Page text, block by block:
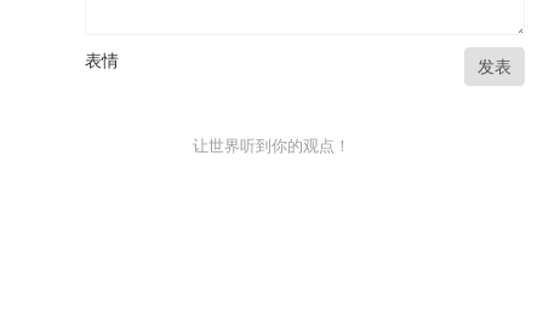
表情 发表
让世界听到你的观点！